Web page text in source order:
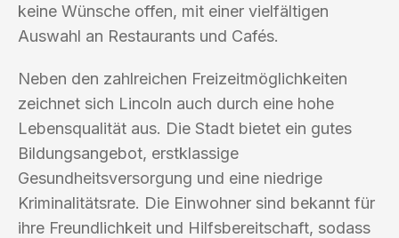
keine Wünsche offen, mit einer vielfältigen
Auswahl an Restaurants und Cafés.
Neben den zahlreichen Freizeitmöglichkeiten
zeichnet sich Lincoln auch durch eine hohe
Lebensqualität aus. Die Stadt bietet ein gutes
Bildungsangebot, erstklassige
Gesundheitsversorgung und eine niedrige
Kriminalitätsrate. Die Einwohner sind bekannt für
ihre Freundlichkeit und Hilfsbereitschaft, sodass